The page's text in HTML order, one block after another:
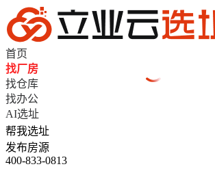
首页
找厂房
找仓库
找办公
AI选址
帮我选址
发布房源
400-833-0813